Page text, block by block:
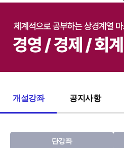
개설강좌 공지사항
단강좌